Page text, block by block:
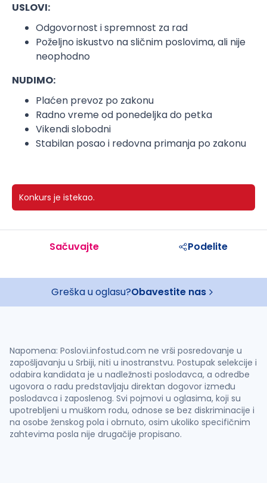
USLOVI:
Odgovornost i spremnost za rad
Poželjno iskustvo na sličnim poslovima, ali nije
neophodno
NUDIMO:
Plaćen prevoz po zakonu
Radno vreme od ponedeljka do petka
Vikendi slobodni
Stabilan posao i redovna primanja po zakonu
Konkurs je istekao.
Sačuvajte Podelite
Greška u oglasu?Obavestite nas
Napomena: Poslovi.infostud.com ne vrši posredovanje u
zapošljavanju u Srbiji, niti u inostranstvu. Postupak selekcije i
odabira kandidata je u nadležnosti poslodavca, a odredbe
ugovora o radu predstavljaju direktan dogovor između
poslodavca i zaposlenog. Svi pojmovi u oglasima, koji su
upotrebljeni u muškom rodu, odnose se bez diskriminacije i
na osobe ženskog pola i obrnuto, osim ukoliko specifičnim
zahtevima posla nije drugačije propisano.